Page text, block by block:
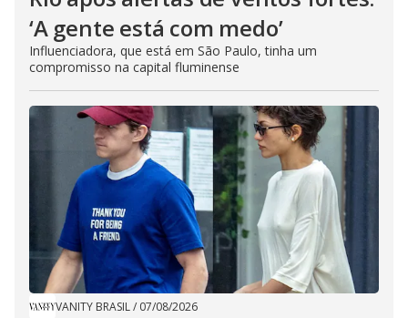
‘A gente está com medo’
Influenciadora, que está em São Paulo, tinha um
compromisso na capital fluminense
VANITY BRASIL/ 07/08/2026